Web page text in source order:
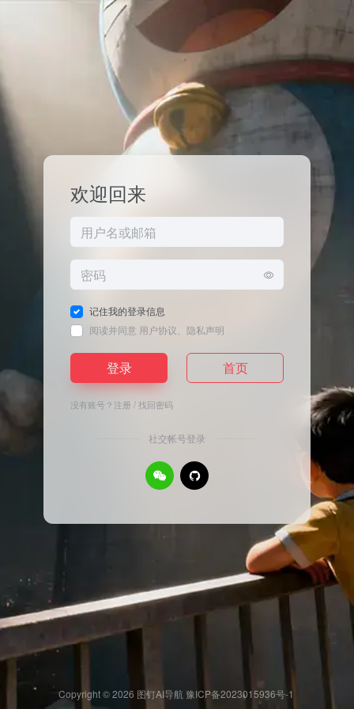
欢迎回来
记住我的登录信息
阅读并同意 用户协议 隐私声明
登录 首页
没有账号？ 注册 /找回密码
社交帐号登录
Copyright © 2026 图钉AI导航 豫ICP备2023015936号-1